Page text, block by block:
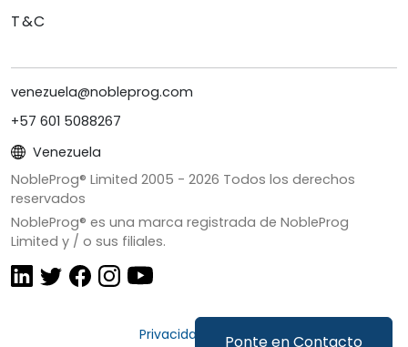
Ponte en Contacto
T&C
venezuela@nobleprog.com
+57 601 5088267
Venezuela
NobleProg® Limited 2005 - 2026 Todos los derechos
reservados
NobleProg® es una marca registrada de NobleProg
Limited y / o sus filiales.
Privacidad y Cookies